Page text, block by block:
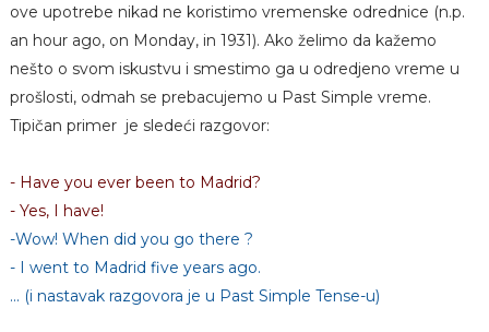
ove upotrebe nikad ne koristimo vremenske odrednice (n.p.
an hour ago, on Monday, in 1931). Ako želimo da kažemo
nešto o svom iskustvu i smestimo ga u odredjeno vreme u
prošlosti, odmah se prebacujemo u Past Simple vreme.
Tipičan primer je sledeći razgovor:
- Have you ever been to Madrid?
- Yes, I have!
-Wow! When did you go there ?
- I went to Madrid five years ago.
... (i nastavak razgovora je u Past Simple Tense-u)